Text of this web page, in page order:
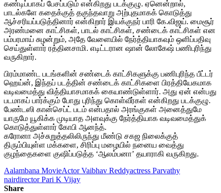
கண்டிப்பாகப் பேசப்படும் என்கிறது படக்குழு. ஏனென்றால்,
பாடல்களே கதைக்குத் தகுந்தவாறு அற்புதமாகக் கொடுத்து
ஆச்சரியப்படுத்தினார் என்கிறார் இயக்குநர் பாரி கே.விஜய். மைசூர்
அரண்மனை காட்சிகள், பாடல் காட்சிகள், சண்டைக் காட்சிகள் என
பம்பரமாய் சுழன்றும், அதே வேளையில் நேர்த்தியாகவும் ஒளிப்பதிவு
செய்துள்ளார் ரத்தினசாமி. எடிட்டரான ஷான் லோகேஷ் பணிபுரிந்து
வருகிறார்.
பிரம்மாண்ட படங்களின் சண்டைக் காட்சிகளுக்கு பணிபுரிந்த பீட்டர்
ஹெய்ன், இந்தப் படத்தின் சண்டைக் காட்சிகளை பிரத்தியேகமாக
வடிவமைத்து வித்தியாசமாகக் கையாண்டுள்ளார். அது ஏன் என்பது
படமாகப் பார்க்கும் போது புரிந்து கொள்வீர்கள் என்கிறது படக்குழு.
பேண்டஸி கான்செப்ட் படம் என்பதால் அரங்குகள் அனைத்துமே
யாருமே யூகிக்க முடியாத அளவுக்கு நேர்த்தியாக வடிவமைத்துக்
கொடுத்துள்ளார் கோபி ஆனந்த்.
கரோனா அச்சுறுத்தலிலிருந்து மீண்டு சகஜ நிலைக்குத்
திரும்பியுள்ள மக்களை, சிரிப்பு மழையில் நனைய வைத்து
குழந்தைகளை குஷிப்படுத்த ‘ஆலம்பனா’ தயாராகி வருகிறது.
Aalambana MovieActor Vaibhav Reddyactress Parvathy
nairdirector Pari K Vijay
Share